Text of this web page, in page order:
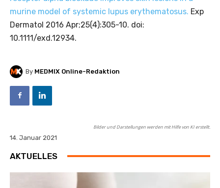
murine model of systemic lupus erythematosus. Exp
Dermatol 2016 Apr;25(4):305-10. doi:
10.1111/exd.12934.
By MEDMIX Online-Redaktion
Bilder und Darstellungen werden mit Hilfe von KI erstellt.
14. Januar 2021
AKTUELLES